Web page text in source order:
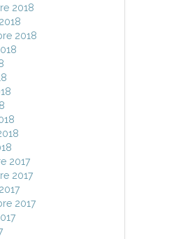
2018
2018
2017
2017
2017